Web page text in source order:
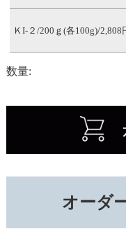
ＫI-２/200ｇ(各100g)/2,808
数量:
オーダ